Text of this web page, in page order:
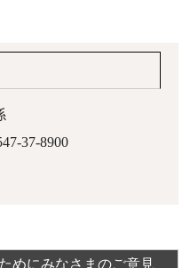
37-8900
めにみなさまのご意見